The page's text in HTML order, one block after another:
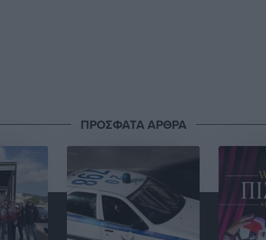
ΠΡΟΣΦΑΤΑ ΑΡΘΡΑ